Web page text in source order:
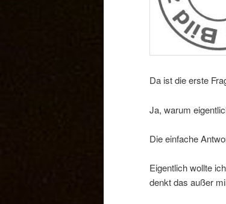
Da ist die erste
Ja, warum
Die einfache
Eigentlich wollte
denkt das außer